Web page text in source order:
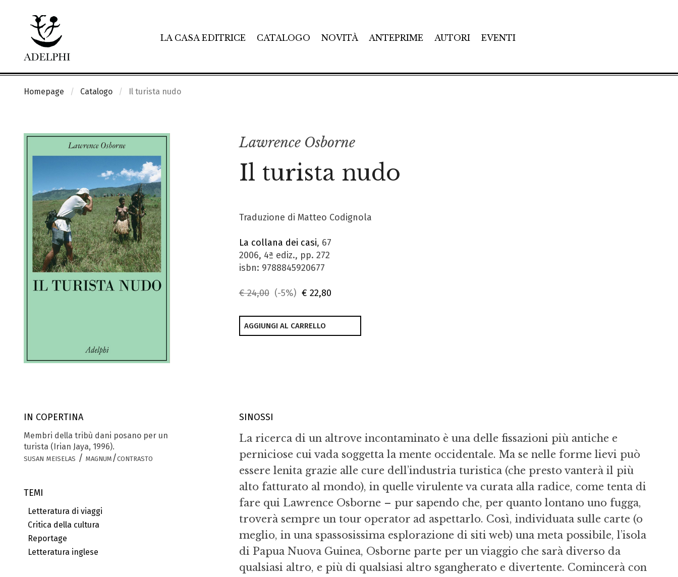
LA CASA EDITRICE CATALOGO NOVITÀ ANTEPRIME AUTORI EVENTI
Homepage Catalogo Il turista nudo
Lawrence Osborne
Il turista nudo
Traduzione di Matteo Codignola
La collana dei casi, 67
2006, 4ª ediz., pp. 272
isbn: 9788845920677
€ 24,00 (-5%) € 22,80
AGGIUNGI AL CARRELLO
IN COPERTINA
Membri della tribù dani posano per un
turista (Irian Jaya, 1996).
susan meiselas / magnum/contrasto
TEMI
Letteratura di viaggi
Critica della cultura
Reportage
Letteratura inglese
SINOSSI
La ricerca di un altrove incontaminato è una delle fissazioni più antiche e
perniciose cui vada soggetta la mente occidentale. Ma se nelle forme lievi può
essere lenita grazie alle cure dell’industria turistica (che presto vanterà il più
alto fatturato al mondo), in quelle virulente va curata alla radice, come tenta di
fare qui Lawrence Osborne – pur sapendo che, per quanto lontano uno fugga,
troverà sempre un tour operator ad aspettarlo. Così, individuata sulle carte (o
meglio, in una spassosissima esplorazione di siti web) una meta possibile, l’isola
di Papua Nuova Guinea, Osborne parte per un viaggio che sarà diverso da
qualsiasi altro, e più di qualsiasi altro sgangherato e divertente. Comincerà con